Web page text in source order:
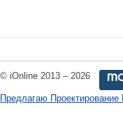
© iOnline 2013 – 2026
Предлагаю